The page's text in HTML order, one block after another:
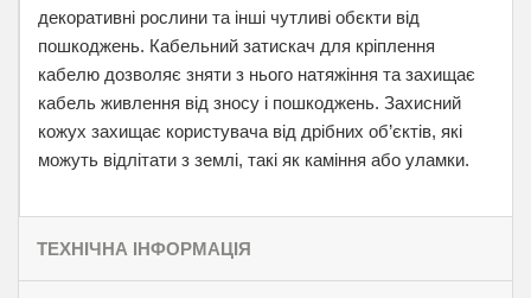
декоративні рослини та інші чутливі обєкти від
пошкоджень. Кабельний затискач для кріплення
кабелю дозволяє зняти з нього натяжіння та захищає
кабель живлення від зносу і пошкоджень. Захисний
кожух захищає користувача від дрібних об’єктів, які
можуть відлітати з землі, такі як каміння або уламки.
ТЕХНІЧНА ІНФОРМАЦІЯ